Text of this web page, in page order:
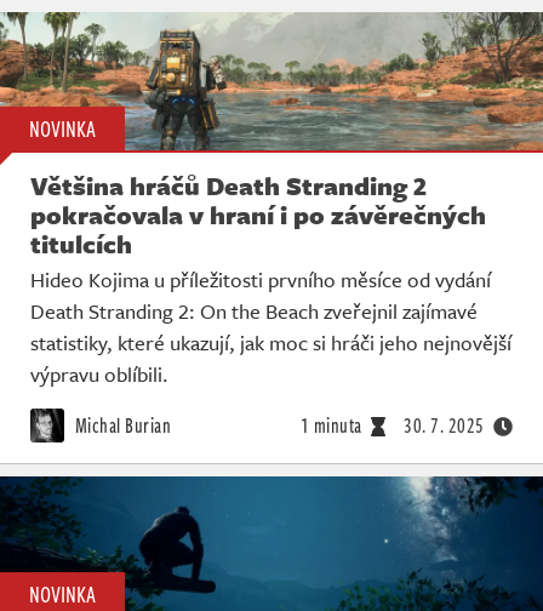
NOVINKA
Většina hráčů Death Stranding 2
pokračovala v hraní i po závěrečných
titulcích
Hideo Kojima u příležitosti prvního měsíce od vydání
Death Stranding 2: On the Beach zveřejnil zajímavé
statistiky, které ukazují, jak moc si hráči jeho nejnovější
výpravu oblíbili.
Michal Burian 1 minuta 30. 7. 2025
NOVINKA